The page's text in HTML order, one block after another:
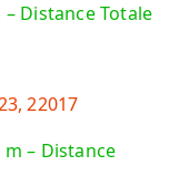
Distance Totale
22017
– Distance